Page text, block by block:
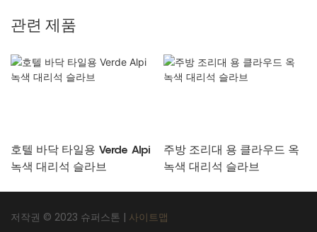
관련 제품
호텔 바닥 타일용 Verde Alpi
녹색 대리석 슬라브
주방 조리대 용 클라우드 옥
녹색 대리석 슬라브
저작권 © 2023 슈퍼스톤 | 사이트맵